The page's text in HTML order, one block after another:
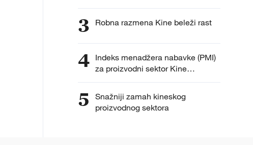
3 Robna razmena Kine beleži rast
4 Indeks menadžera nabavke (PMI)
za proizvodni sektor Kine
porastao na 49,7 u junu
5
Snažniji zamah kineskog
proizvodnog sektora